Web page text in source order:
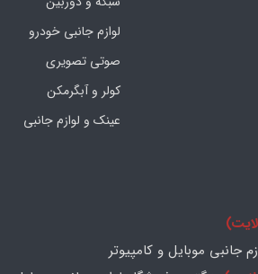
لوازم جانبی خودرو
صوتی تصویری
کولر و آبگرمکن
عینک و لوازم جانبی
موبایل و کامپیوتر